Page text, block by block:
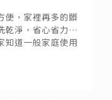
便，家裡再多的髒
乾淨，省心省力省
知道一般家庭使用
洗衣機容量，使用
上常見的洗衣機